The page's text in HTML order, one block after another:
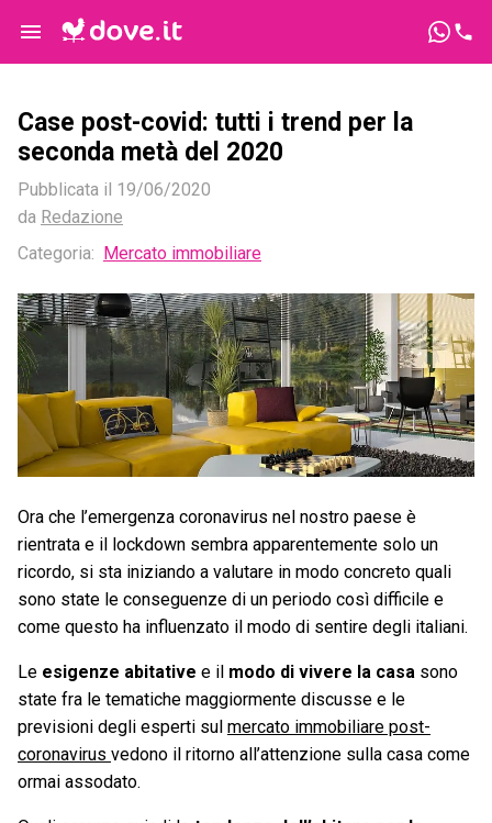
Case post-covid: tutti i trend per la
seconda metà del 2020
Pubblicata il 19/06/2020
da Redazione
Categoria:
Mercato immobiliare
Ora che l’emergenza coronavirus nel nostro paese è
rientrata e il lockdown sembra apparentemente solo un
ricordo, si sta iniziando a valutare in modo concreto quali
sono state le conseguenze di un periodo così difficile e
come questo ha influenzato il modo di sentire degli italiani.
Le esigenze abitative e il modo di vivere la casa sono
state fra le tematiche maggiormente discusse e le
previsioni degli esperti sul mercato immobiliare post-
coronavirus vedono il ritorno all’attenzione sulla casa come
ormai assodato.